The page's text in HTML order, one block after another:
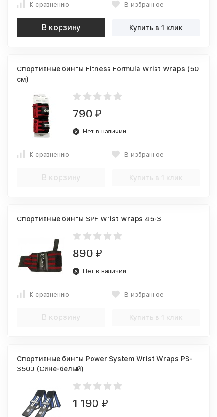
К сравнению В избранное
В корзину Купить в 1 клик
Спортивные бинты Fitness Formula Wrist Wraps (50
см)
790 ₽
Нет в наличии
К сравнению В избранное
В корзину Купить в 1 клик
Спортивные бинты SPF Wrist Wraps 45-3
890 ₽
Нет в наличии
К сравнению В избранное
В корзину Купить в 1 клик
Спортивные бинты Power System Wrist Wraps PS-
3500 (Сине-белый)
1 190 ₽